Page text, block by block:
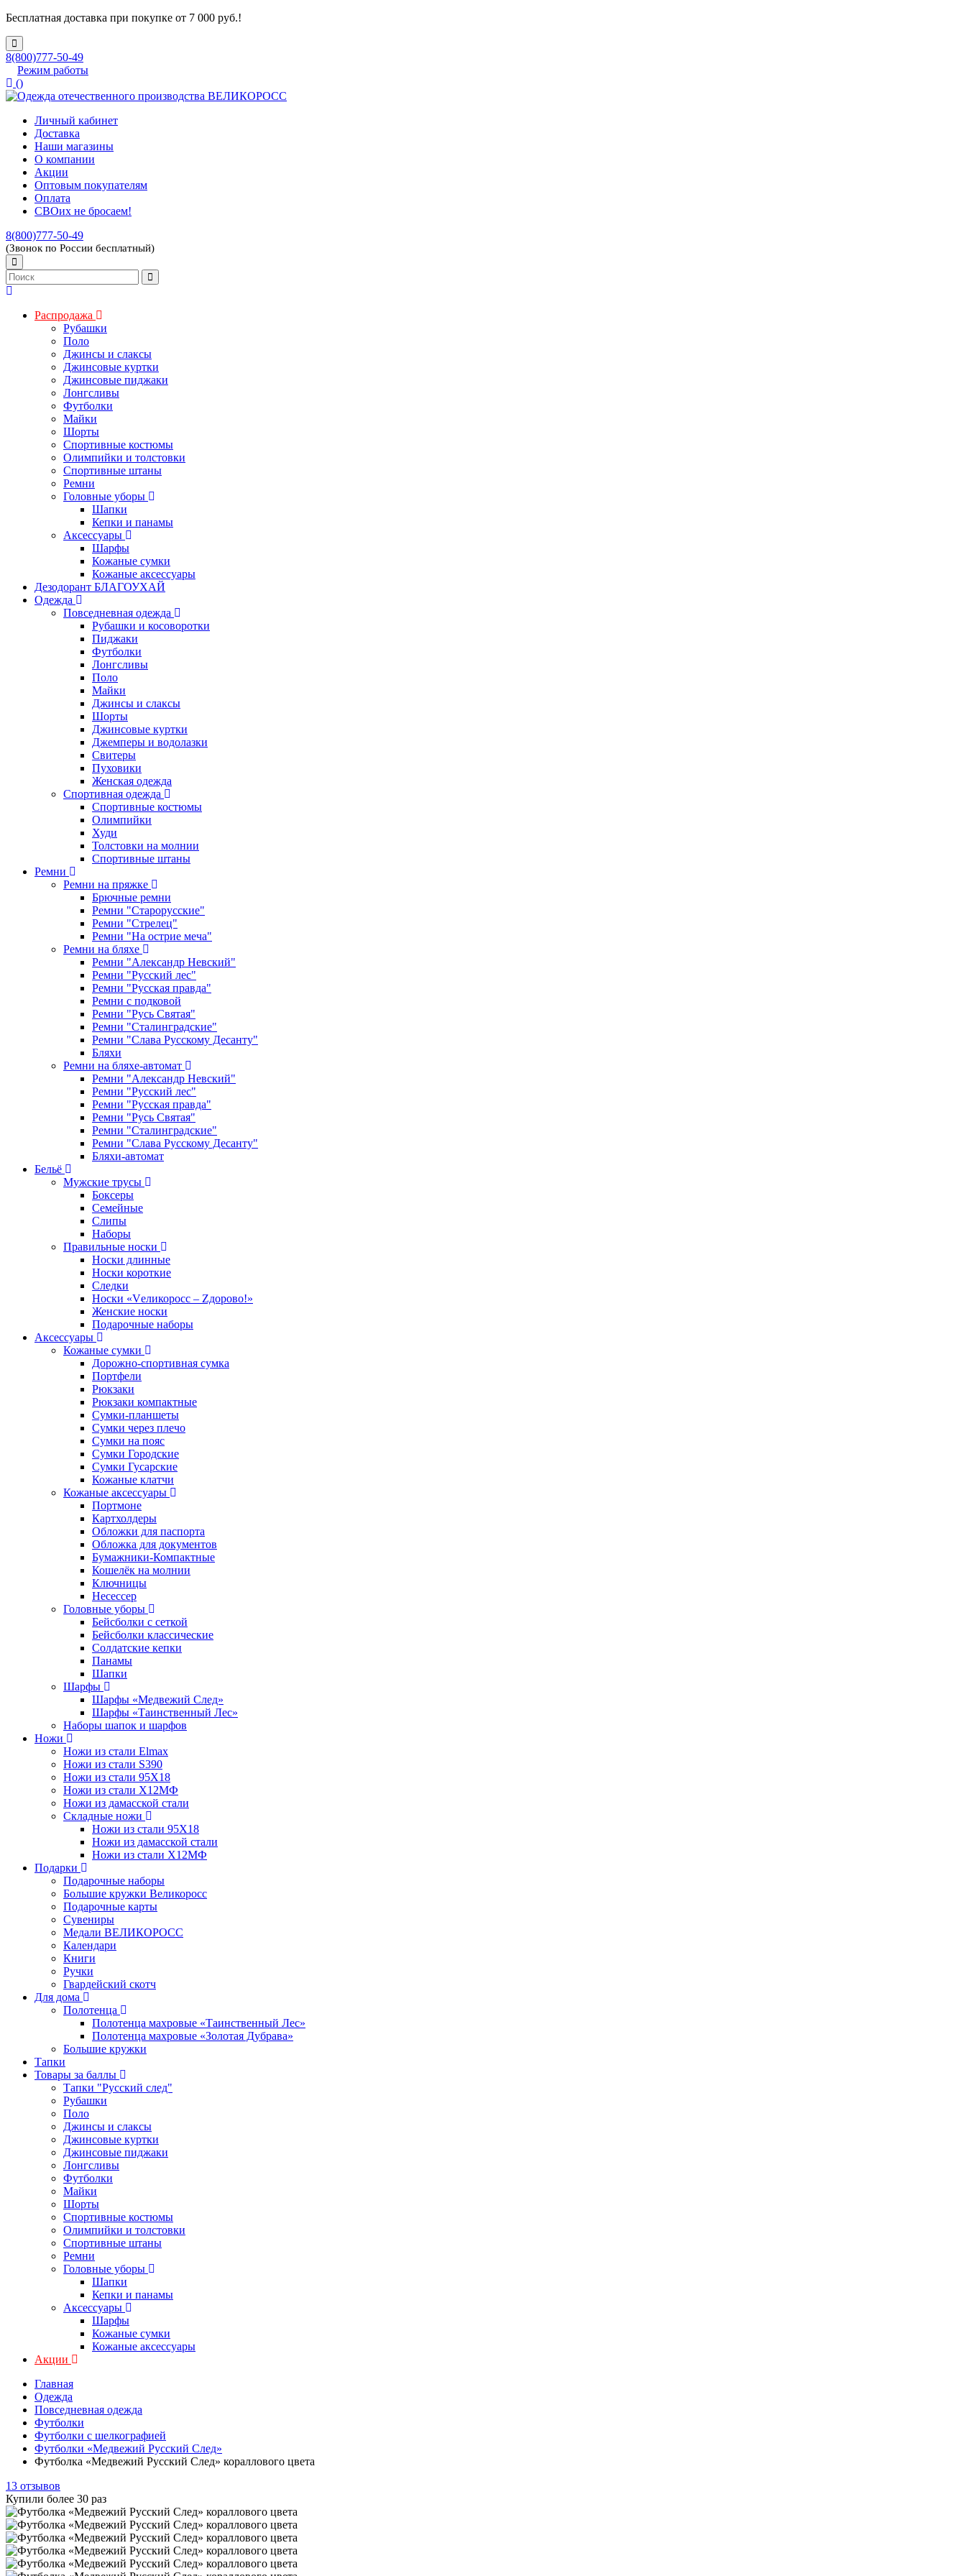
Бесплатная доставка при покупке от 7 000 руб.!
8(800)777-50-49
Режим работы
()
Личный кабинет
Доставка
Наши магазины
О компании
Акции
Оптовым покупателям
Оплата
СВОих не бросаем!
8(800)777-50-49
(Звонок по России бесплатный)
Распродажа
Рубашки
Поло
Джинсы и слаксы
Джинсовые куртки
Джинсовые пиджаки
Лонгсливы
Футболки
Майки
Шорты
Спортивные костюмы
Олимпийки и толстовки
Спортивные штаны
Ремни
Головные уборы
Шапки
Кепки и панамы
Аксессуары
Шарфы
Кожаные сумки
Кожаные аксессуары
Дезодорант БЛАГОУХАЙ
Одежда
Повседневная одежда
Рубашки и косоворотки
Пиджаки
Футболки
Лонгсливы
Поло
Майки
Джинсы и слаксы
Шорты
Джинсовые куртки
Джемперы и водолазки
Свитеры
Пуховики
Женская одежда
Спортивная одежда
Спортивные костюмы
Олимпийки
Худи
Толстовки на молнии
Спортивные штаны
Ремни
Ремни на пряжке
Брючные ремни
Ремни "Старорусские"
Ремни "Стрелец"
Ремни "На острие меча"
Ремни на бляхе
Ремни "Александр Невский"
Ремни "Русский лес"
Ремни "Русская правда"
Ремни с подковой
Ремни "Русь Святая"
Ремни "Сталинградские"
Ремни "Слава Русскому Десанту"
Бляхи
Ремни на бляхе-автомат
Ремни "Александр Невский"
Ремни "Русский лес"
Ремни "Русская правда"
Ремни "Русь Святая"
Ремни "Сталинградские"
Ремни "Слава Русскому Десанту"
Бляхи-автомат
Бельё
Мужские трусы
Боксеры
Семейные
Слипы
Наборы
Правильные носки
Носки длинные
Носки короткие
Следки
Носки «Vеликоросс – Zдорово!»
Женские носки
Подарочные наборы
Аксессуары
Кожаные сумки
Дорожно-спортивная сумка
Портфели
Рюкзаки
Рюкзаки компактные
Сумки-планшеты
Сумки через плечо
Сумки на пояс
Сумки Городские
Сумки Гусарские
Кожаные клатчи
Кожаные аксессуары
Портмоне
Картхолдеры
Обложки для паспорта
Обложка для документов
Бумажники-Компактные
Кошелёк на молнии
Ключницы
Несессер
Головные уборы
Бейсболки с сеткой
Бейсболки классические
Солдатские кепки
Панамы
Шапки
Шарфы
Шарфы «Медвежий След»
Шарфы «Таинственный Лес»
Наборы шапок и шарфов
Ножи
Ножи из стали Elmax
Ножи из стали S390
Ножи из стали 95X18
Ножи из стали Х12МФ
Ножи из дамасской стали
Складные ножи
Ножи из стали 95X18
Ножи из дамасской стали
Ножи из стали Х12МФ
Подарки
Подарочные наборы
Большие кружки Великоросс
Подарочные карты
Сувениры
Медали ВЕЛИКОРОСС
Календари
Книги
Ручки
Гвардейский скотч
Для дома
Полотенца
Полотенца махровые «Таинственный Лес»
Полотенца махровые «Золотая Дубрава»
Большие кружки
Тапки
Товары за баллы
Тапки "Русский след"
Рубашки
Поло
Джинсы и слаксы
Джинсовые куртки
Джинсовые пиджаки
Лонгсливы
Футболки
Майки
Шорты
Спортивные костюмы
Олимпийки и толстовки
Спортивные штаны
Ремни
Головные уборы
Шапки
Кепки и панамы
Аксессуары
Шарфы
Кожаные сумки
Кожаные аксессуары
Акции
Главная
Одежда
Повседневная одежда
Футболки
Футболки с шелкографией
Футболки «Медвежий Русский След»
Футболка «Медвежий Русский След» кораллового цвета
13 отзывов
Купили более 30 раз